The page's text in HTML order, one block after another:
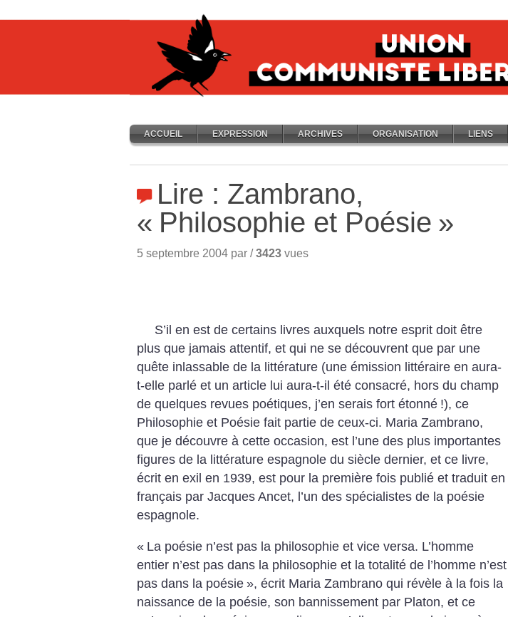
ACCUEIL EXPRESSION ARCHIVES ORGANISATION LIENS
Lire : Zambrano,
« Philosophie et Poésie »
5 septembre 2004 par /3423 vues
S’il en est de certains livres auxquels notre esprit doit être
plus que jamais attentif, et qui ne se découvrent que par une
quête inlassable de la littérature (une émission littéraire en aura-
t-elle parlé et un article lui aura-t-il été consacré, hors du champ
de quelques revues poétiques, j’en serais fort étonné !), ce
Philosophie et Poésie fait partie de ceux-ci. Maria Zambrano,
que je découvre à cette occasion, est l’une des plus importantes
figures de la littérature espagnole du siècle dernier, et ce livre,
écrit en exil en 1939, est pour la première fois publié et traduit en
français par Jacques Ancet, l’un des spécialistes de la poésie
espagnole.
« La poésie n’est pas la philosophie et vice versa. L’homme
entier n’est pas dans la philosophie et la totalité de l’homme n’est
pas dans la poésie », écrit Maria Zambrano qui révèle à la fois la
naissance de la poésie, son bannissement par Platon, et ce